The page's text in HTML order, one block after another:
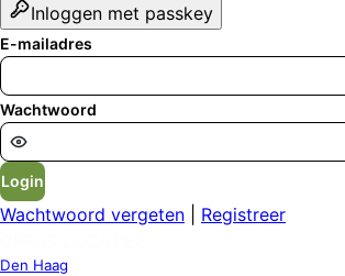
Inloggen met passkey
E-mailadres
Wachtwoord
Login
Wachtwoord vergeten
Registreer
Den Haag